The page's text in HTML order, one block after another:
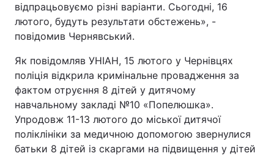
відпрацьовуємо різні варіанти. Сьогодні, 16
лютого, будуть результати обстежень», -
повідомив Чернявський.
Як повідомляв УНІАН, 15 лютого у Чернівцях
поліція відкрила кримінальне провадження за
фактом отруєння 8 дітей у дитячому
навчальному закладі №10 «Попелюшка».
Упродовж 11-13 лютого до міської дитячої
поліклініки за медичною допомогою звернулися
батьки 8 дітей із скаргами на підвищення у дітей